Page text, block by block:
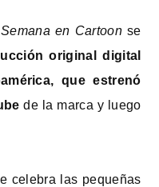
en Cartoon se
original digital
que estrenó
de la marca y luego
celebra las pequeñas